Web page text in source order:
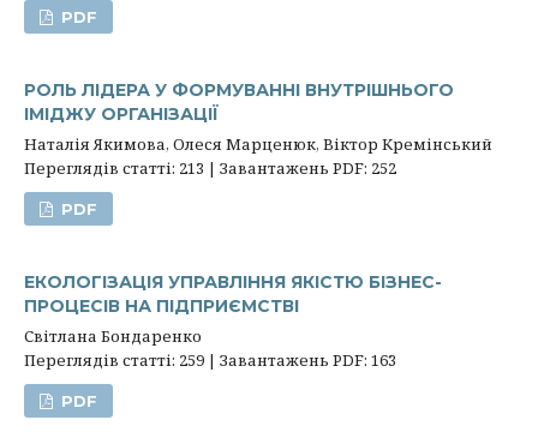
PDF
РОЛЬ ЛІДЕРА У ФОРМУВАННІ ВНУТРІШНЬОГО
ІМІДЖУ ОРГАНІЗАЦІЇ
Наталія Якимова, Олеся Марценюк, Віктор Кремінський
Переглядів статті: 213 | Завантажень PDF: 252
PDF
ЕКОЛОГІЗАЦІЯ УПРАВЛІННЯ ЯКІСТЮ БІЗНЕС-
ПРОЦЕСІВ НА ПІДПРИЄМСТВІ
Світлана Бондаренко
Переглядів статті: 259 | Завантажень PDF: 163
PDF